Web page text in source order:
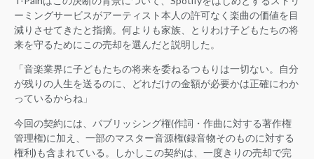
ーミングサービスがアーティスト本人の許可なく楽曲の価値を目
減りさせてきたと指摘。何よりも家族、とりわけ子どもたちの将
来を守るためにこの売却を選んだと説明した。
「音楽業界に子どもたちの将来を委ねるつもりは一切ない。自分
が残りの人生を送るのに、どれだけの金額が必要かは正確にわか
っているからね」
今回の契約には、パブリッシング権(作詞・作曲に対する著作権
管理権)に加え、一部のマスター音源権(録音物そのものに対する
権利)も含まれている。しかしこの契約は、一度きりの売却で完